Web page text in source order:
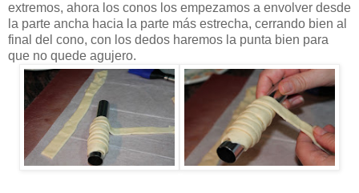
extremos, ahora los conos los empezamos a envolver desde
la parte ancha hacia la parte más estrecha, cerrando bien al
final del cono, con los dedos haremos la punta bien para
que no quede agujero.